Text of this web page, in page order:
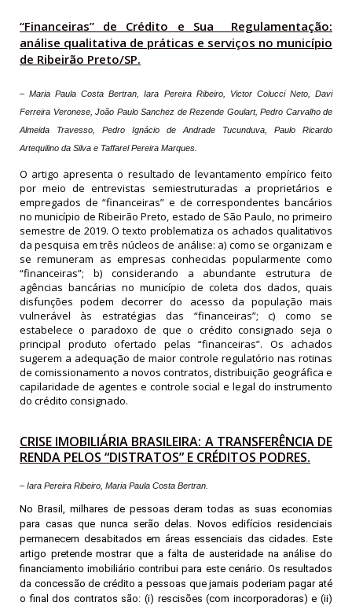
“Financeiras” de Crédito e Sua Regulamentação:
análise qualitativa de práticas e serviços no município
de Ribeirão Preto/SP.
– Maria Paula Costa Bertran, Iara Pereira Ribeiro, Victor Colucci Neto, Davi
Ferreira Veronese, João Paulo Sanchez de Rezende Goulart, Pedro Carvalho de
Almeida Travesso, Pedro Ignácio de Andrade Tucunduva, Paulo Ricardo
Artequilino da Silva e Taffarel Pereira Marques.
O artigo apresenta o resultado de levantamento empírico feito
por meio de entrevistas semiestruturadas a proprietários e
empregados de “financeiras” e de correspondentes bancários
no município de Ribeirão Preto, estado de São Paulo, no primeiro
semestre de 2019. O texto problematiza os achados qualitativos
da pesquisa em três núcleos de análise: a) como se organizam e
se remuneram as empresas conhecidas popularmente como
“financeiras”; b) considerando a abundante estrutura de
agências bancárias no município de coleta dos dados, quais
disfunções podem decorrer do acesso da população mais
vulnerável às estratégias das “financeiras”; c) como se
estabelece o paradoxo de que o crédito consignado seja o
principal produto ofertado pelas “financeiras”. Os achados
sugerem a adequação de maior controle regulatório nas rotinas
de comissionamento a novos contratos, distribuição geográfica e
capilaridade de agentes e controle social e legal do instrumento
do crédito consignado.
CRISE IMOBILIÁRIA BRASILEIRA: A TRANSFERÊNCIA DE
RENDA PELOS “DISTRATOS” E CRÉDITOS PODRES.
– Iara Pereira Ribeiro, Maria Paula Costa Bertran.
No Brasil, milhares de pessoas deram todas as suas economias
para casas que nunca serão delas. Novos edifícios residenciais
permanecem desabitados em áreas essenciais das cidades. Este
artigo pretende mostrar que a falta de austeridade na análise do
financiamento imobiliário contribui para este cenário. Os resultados
da concessão de crédito a pessoas que jamais poderiam pagar até
o final dos contratos são: (i) rescisões (com incorporadoras) e (ii)